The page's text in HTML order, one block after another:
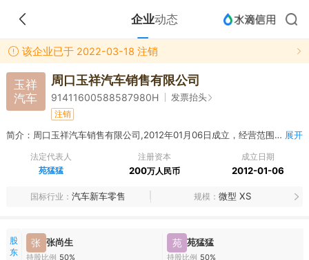
企业动态
该企业已于 2022-03-18 注销
玉祥
汽车
周口玉祥汽车销售有限公司
91411600588587980H 发票抬头
注销
简介：周口玉祥汽车销售有限公司,2012年01月06日成立，经营范围包括汽车及零配件销售（品牌汽车除外） 展开
法定代表人
苑猛猛
注册资本
200万人民币
成立日期
2012-01-06
国标行业 汽车新车零售 规模 微型 XS
股
东
张 张尚生
持股比例 50%
苑 苑猛猛
持股比例 50%